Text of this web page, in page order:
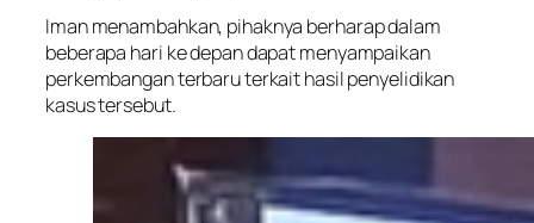
Iman menambahkan, pihaknya berharap dalam
beberapa hari ke depan dapat menyampaikan
perkembangan terbaru terkait hasil penyelidikan
kasus tersebut.